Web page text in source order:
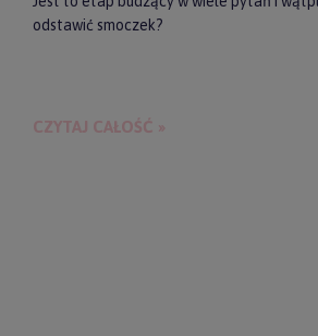
odstawić smoczek?
CZYTAJ CAŁOŚĆ »